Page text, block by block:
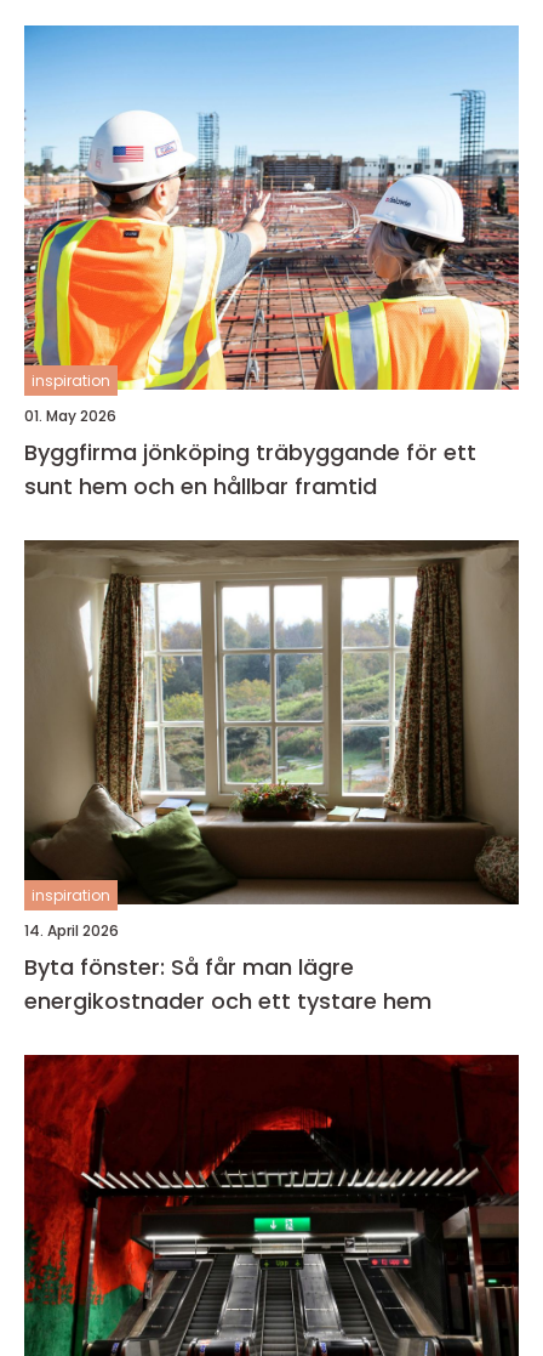
inspiration
01. May 2026
Byggfirma jönköping träbyggande för ett
sunt hem och en hållbar framtid
inspiration
14. April 2026
Byta fönster: Så får man lägre
energikostnader och ett tystare hem